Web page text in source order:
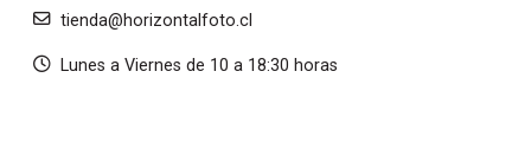
tienda@horizontalfoto.cl
Lunes a Viernes de 10 a 18:30 horas